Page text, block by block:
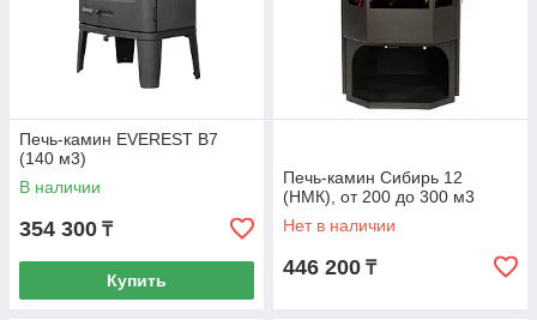
Печь-камин EVEREST B7
(140 м3)
В наличии
354 300 ₸
Купить
Печь-камин Сибирь 12
(НМК), от 200 до 300 м3
Нет в наличии
446 200 ₸